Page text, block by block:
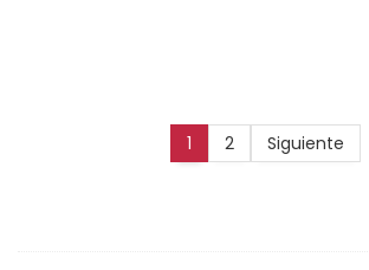
1 2 Siguiente